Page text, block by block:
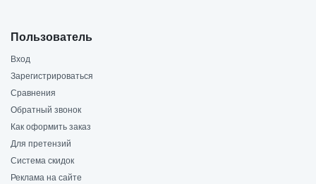
Пользователь
Вход
Зарегистрироваться
Сравнения
Обратный звонок
Как оформить заказ
Для претензий
Система скидок
Реклама на сайте